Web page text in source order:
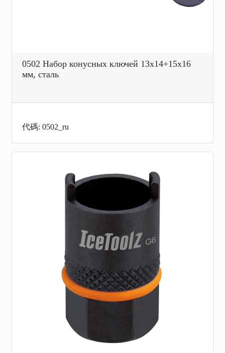
0502 Набор конусных ключей 13x14+15x16
мм, сталь
代碼: 0502_ru